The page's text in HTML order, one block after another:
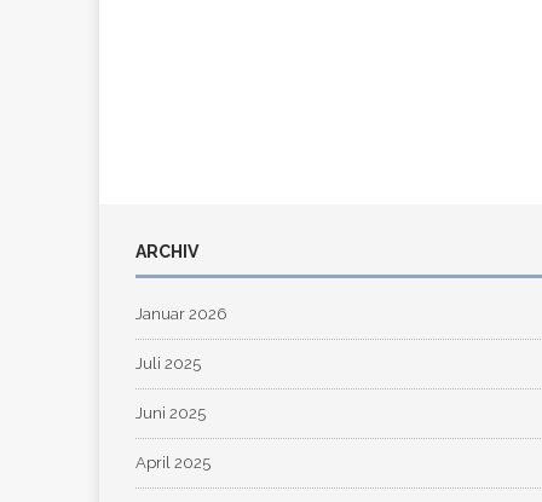
ARCHIV
Januar 2026
Juli 2025
Juni 2025
April 2025